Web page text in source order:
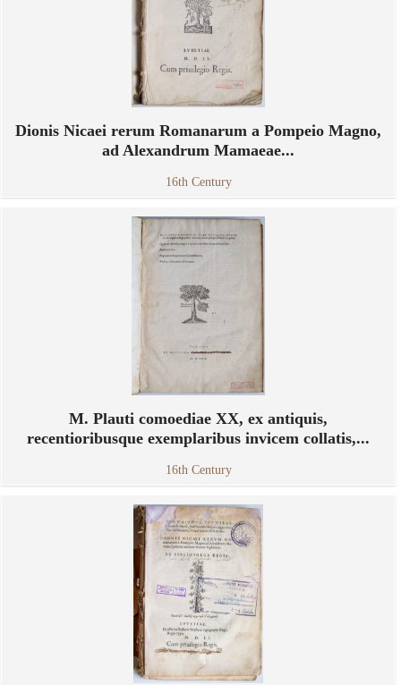
Dionis Nicaei rerum Romanarum a Pompeio Magno,
ad Alexandrum Mamaeae...
16th Century
M. Plauti comoediae XX, ex antiquis,
recentioribusque exemplaribus invicem collatis,...
16th Century